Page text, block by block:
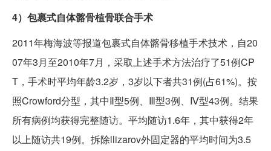
4）包裹式自体髂骨植骨联合手术
2011年梅海波等报道包裹式自体髂骨移植手术技术，自20
07年3月至2010年7月，采取上述手术方法治疗了51例CP
T，手术时平均年龄3.2岁，3岁以下者共31例(占61%)。按
照Crowford分型，其中Ⅱ型5例、Ⅲ型3例、Ⅳ型43例。结果
所有病例均获得完整随访。平均随访1.6年，其中获得2年
以上随访共19例。拆除llizarov外固定器的平均时间为3.5